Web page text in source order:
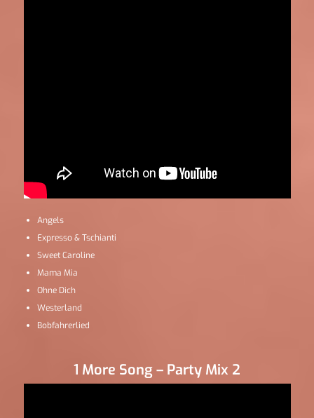
Angels
Expresso & Tschianti
Sweet Caroline
Mama Mia
Ohne Dich
Westerland
Bobfahrerlied
1 More Song – Party Mix 2